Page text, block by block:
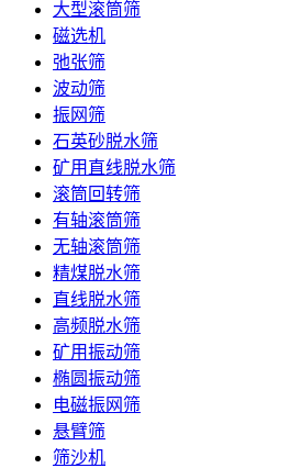
大型滚筒筛
磁选机
弛张筛
波动筛
振网筛
石英砂脱水筛
矿用直线脱水筛
滚筒回转筛
有轴滚筒筛
无轴滚筒筛
精煤脱水筛
直线脱水筛
高频脱水筛
矿用振动筛
椭圆振动筛
电磁振网筛
悬臂筛
筛沙机